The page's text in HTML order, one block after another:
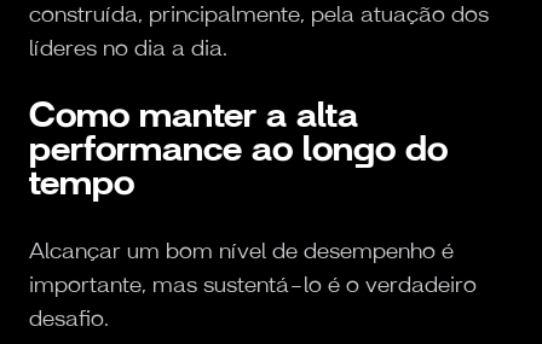
construída, principalmente, pela atuação dos
líderes no dia a dia.
Como manter a alta
performance ao longo do
tempo
Alcançar um bom nível de desempenho é
importante, mas sustentá-lo é o verdadeiro
desafio.